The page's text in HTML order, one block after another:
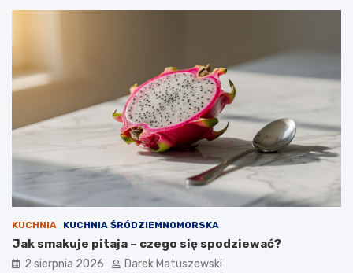
KUCHNIA KUCHNIA ŚRÓDZIEMNOMORSKA
Jak smakuje pitaja – czego się spodziewać?
2 sierpnia 2026 Darek Matuszewski